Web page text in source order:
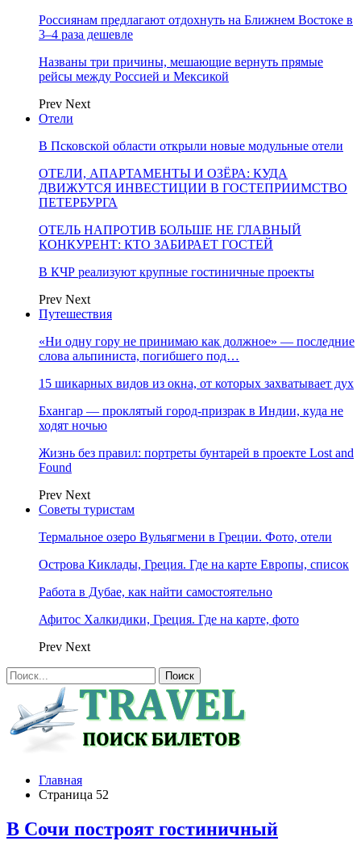
Россиянам предлагают отдохнуть на Ближнем Востоке в
3–4 раза дешевле
Названы три причины, мешающие вернуть прямые
рейсы между Россией и Мексикой
Prev Next
Отели
В Псковской области открыли новые модульные отели
ОТЕЛИ, АПАРТАМЕНТЫ И ОЗЁРА: КУДА
ДВИЖУТСЯ ИНВЕСТИЦИИ В ГОСТЕПРИИМСТВО
ПЕТЕРБУРГА
ОТЕЛЬ НАПРОТИВ БОЛЬШЕ НЕ ГЛАВНЫЙ
КОНКУРЕНТ: КТО ЗАБИРАЕТ ГОСТЕЙ
В КЧР реализуют крупные гостиничные проекты
Prev Next
Путешествия
«Ни одну гору не принимаю как должное» — последние
слова альпиниста, погибшего под…
15 шикарных видов из окна, от которых захватывает дух
Бхангар — проклятый город-призрак в Индии, куда не
ходят ночью
Жизнь без правил: портреты бунтарей в проекте Lost and
Found
Prev Next
Советы туристам
Термальное озеро Вульягмени в Греции. Фото, отели
Острова Киклады, Греция. Где на карте Европы, список
Работа в Дубае, как найти самостоятельно
Афитос Халкидики, Греция. Где на карте, фото
Prev Next
Главная
Страница 52
В Сочи построят гостиничный